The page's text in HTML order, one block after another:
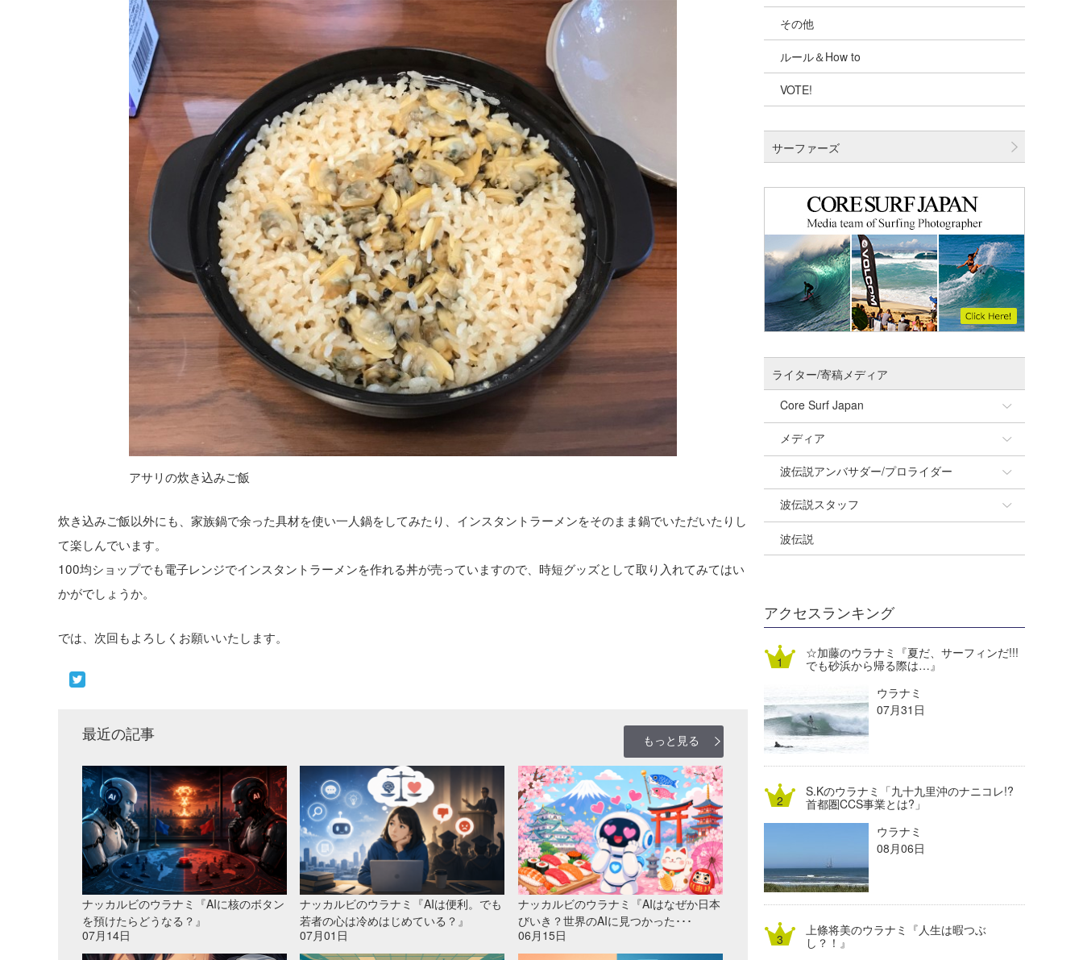
アサリの炊き込みご飯
炊き込みご飯以外にも、家族鍋で余った具材を使い一人鍋をしてみたり、インスタントラーメンをそのまま鍋でいただいたりし
て楽しんでいます。
100均ショップでも電子レンジでインスタントラーメンを作れる丼が売っていますので、時短グッズとして取り入れてみてはい
かがでしょうか。
では、次回もよろしくお願いいたします。
最近の記事 もっと見る
ナッカルビのウラナミ『AIに核のボタン
を預けたらどうなる？』
07月14日
ナッカルビのウラナミ『AIは便利。でも
若者の心は冷めはじめている？』
07月01日
ナッカルビのウラナミ『AIはなぜか日本
びいき？世界のAIに見つかった･･･
06月15日
千葉北
伊豆
千葉南
四国
沖縄
その他
ルール＆How to
VOTE!
サーファーズ
ライター/寄稿メディア
Core Surf Japan
Naoya Kimoto
mitsuteru Kamio
Yasunari Inoue
Yoshiyuki Obata
DELTA FORCE SURF
熊谷素子
メディア
SURFMEDIA
Colors MAGAZINE
WAVAL
波伝説アンバサダー/プロライダー
福島寿実子
中浦“JET”章
進士剛光
植村未来
NOBUFUKU
大野”MAR”修聖
喜納海人
波伝説スタッフ
☆加藤
Aichan
ECE
G◎Da
H
KID
KOBU
MIN
mitz
OYZ
波伝説
アクセスランキング
☆加藤のウラナミ『夏だ、サーフィンだ!!!
でも砂浜から帰る際は…』
ウラナミ
07月31日
S.Kのウラナミ「九十九里沖のナニコレ!?
首都圏CCS事業とは?」
ウラナミ
08月06日
上條将美のウラナミ『人生は暇つぶ
し？！』